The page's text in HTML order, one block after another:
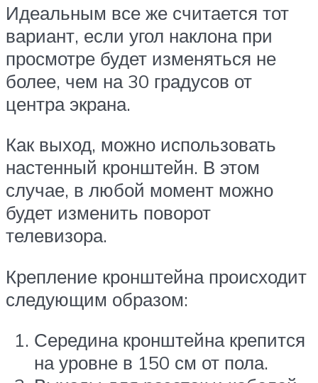
Идеальным все же считается тот
вариант, если угол наклона при
просмотре будет изменяться не
более, чем на 30 градусов от
центра экрана.
Как выход, можно использовать
настенный кронштейн. В этом
случае, в любой момент можно
будет изменить поворот
телевизора.
Крепление кронштейна происходит
следующим образом:
Середина кронштейна крепится
на уровне в 150 см от пола.